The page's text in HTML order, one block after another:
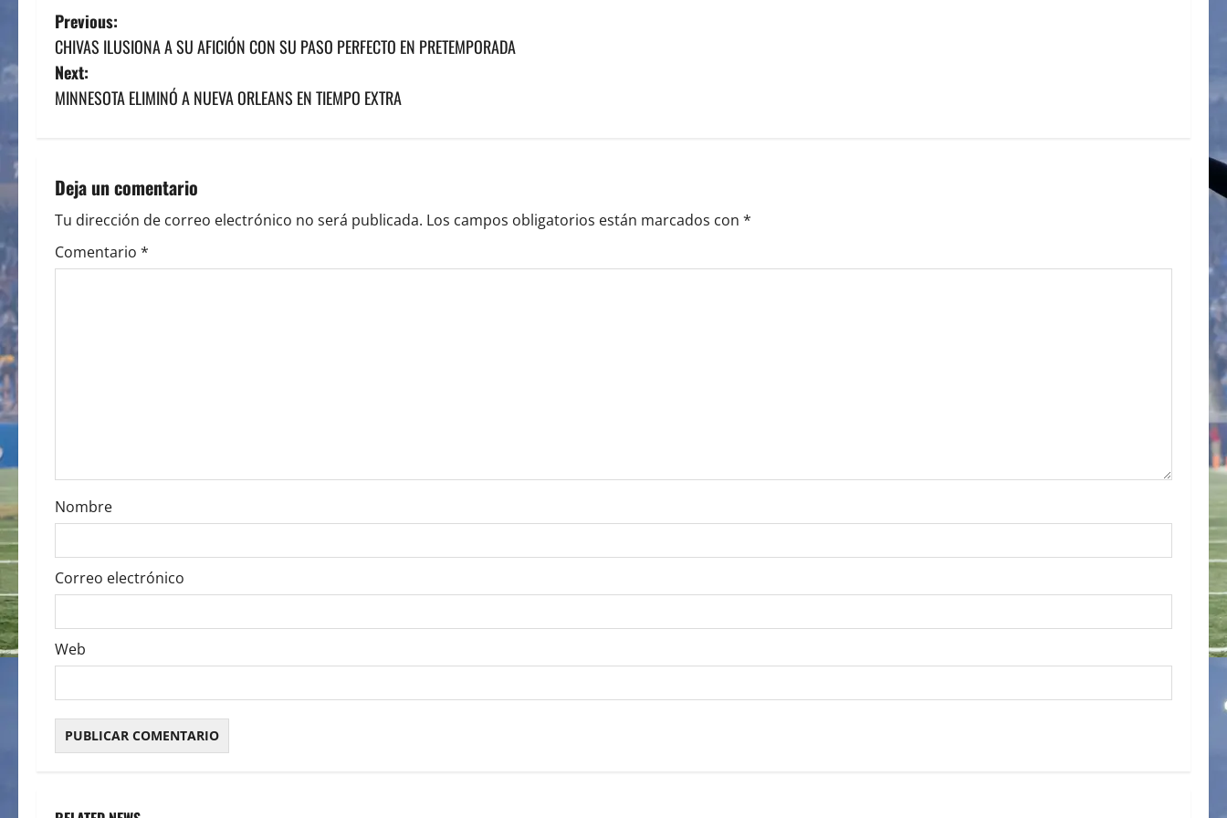
P
o
s
n
a
v
o
n
Previous:
CHIVAS ILUSIONA A SU AFICIÓN CON SU PASO PERFECTO EN PRETEMPORADA
Next:
MINNESOTA ELIMINÓ A NUEVA ORLEANS EN TIEMPO EXTRA
Deja un comentario
Tu dirección de correo electrónico no será publicada. Los campos obligatorios están marcados con *
Comentario *
Nombre
Correo electrónico
Web